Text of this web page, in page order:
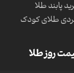
پابند طلا
طلای کودک
روز طلا